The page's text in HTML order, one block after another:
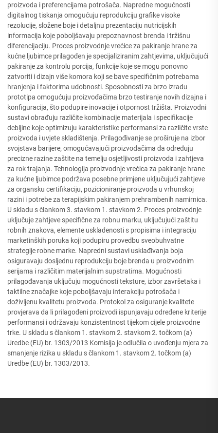
proizvoda i preferencijama potrošača. Napredne mogućnosti
digitalnog tiskanja omogućuju reprodukciju grafike visoke
rezolucije, složene boje i detaljnu prezentaciju nutricijskih
informacija koje poboljšavaju prepoznavnost brenda i tržišnu
diferencijaciju. Proces proizvodnje vrećice za pakiranje hrane za
kućne ljubimce prilagođen je specijaliziranim zahtjevima, uključujući
pakiranje za kontrolu porcija, funkcije koje se mogu ponovno
zatvoriti i dizajn više komora koji se bave specifičnim potrebama
hranjenja i faktorima udobnosti. Sposobnosti za brzo izradu
prototipa omogućuju proizvođačima brzo testiranje novih dizajna i
konfiguracija, što podupire inovacije i otpornost tržišta. Proizvodni
sustavi obrađuju različite kombinacije materijala i specifikacije
debljine koje optimizuju karakteristike performansi za različite vrste
proizvoda i uvjete skladištenja. Prilagođivanje se proširuje na izbor
svojstava barijere, omogućavajući proizvođačima da određuju
precizne razine zaštite na temelju osjetljivosti proizvoda i zahtjeva
za rok trajanja. Tehnologija proizvodnje vrećica za pakiranje hrane
za kućne ljubimce podržava posebne primjene uključujući zahtjeve
za organsku certifikaciju, pozicioniranje proizvoda u vrhunskoj
razini i potrebe za terapijskim pakiranjem prehrambenih namirnica.
U skladu s člankom 3. stavkom 1. stavkom 2. Proces proizvodnje
uključuje zahtjeve specifične za robnu marku, uključujući zaštitu
robnih znakova, elemente usklađenosti s propisima i integraciju
marketinških poruka koji podupiru provedbu sveobuhvatne
strategije robne marke. Napredni sustavi usklađivanja boja
osiguravaju dosljednu reprodukciju boje brenda u proizvodnim
serijama i različitim materijalnim supstratima. Mogućnosti
prilagođavanja uključuju mogućnosti teksture, izbor završetaka i
taktilne značajke koje poboljšavaju interakciju potrošača i
doživljenu kvalitetu proizvoda. Protokol za osiguranje kvalitete
provjerava da li prilagođeni proizvodi ispunjavaju određene kriterije
performansi i održavaju konzistentnost tijekom cijele proizvodne
trke. U skladu s člankom 1. stavkom 2. stavkom 2. točkom (a)
Uredbe (EU) br. 1303/2013 Komisija je odlučila o uvođenju mjera za
smanjenje rizika u skladu s člankom 1. stavkom 2. točkom (a)
Uredbe (EU) br. 1303/2013.